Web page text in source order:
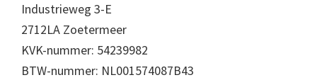
Industrieweg 3-E
2712LA Zoetermeer
KVK-nummer: 54239982
BTW-nummer: NL001574087B43